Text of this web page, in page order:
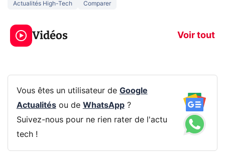
Actualités High-Tech
Comparer
Vidéos Voir tout
5 générations de
jeux dans la
prochaine Xbox !
navigation
Vous êtes un utilisateur de Google
Actualitésou de WhatsApp?
Suivez-nous pour ne rien rater de l'actu
tech !